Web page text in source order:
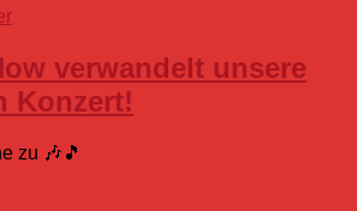
verwandelt unsere
Konzert!
zu 🎶🎵